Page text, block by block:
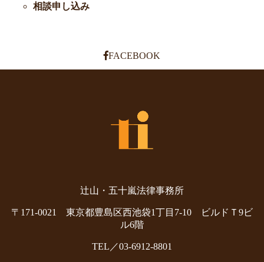
相談申し込み
FACEBOOK
辻山・五十嵐法律事務所
〒171-0021 東京都豊島区西池袋1丁目7-10 ビルドＴ9ビ
ル6階
TEL／03-6912-8801